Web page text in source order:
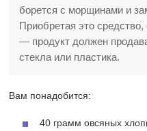
борется с морщинами и
Приобретая это
— продукт должен
стекла или пластика.
Вам понадобится:
40 грамм овсяных